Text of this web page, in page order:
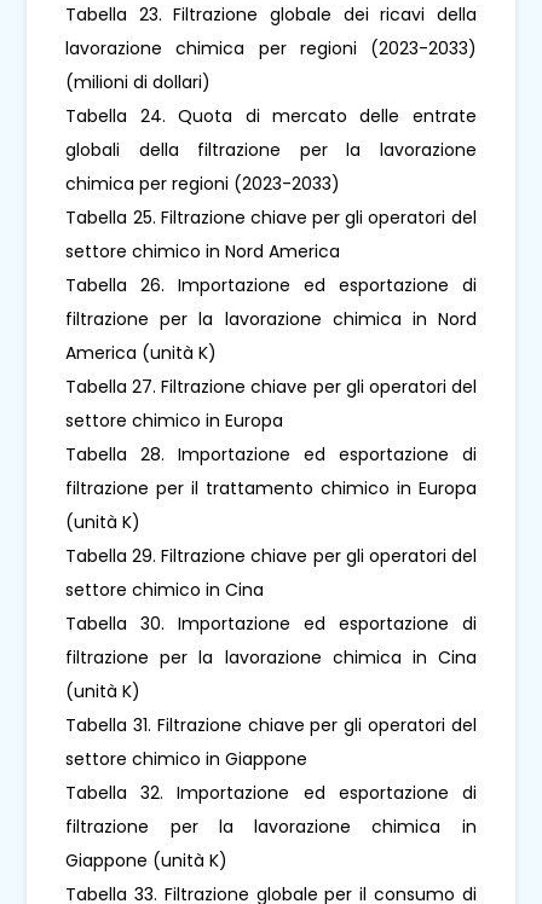
Tabella 23. Filtrazione globale dei ricavi della
lavorazione chimica per regioni (2023-2033)
(milioni di dollari)
Tabella 24. Quota di mercato delle entrate
globali della filtrazione per la lavorazione
chimica per regioni (2023-2033)
Tabella 25. Filtrazione chiave per gli operatori del
settore chimico in Nord America
Tabella 26. Importazione ed esportazione di
filtrazione per la lavorazione chimica in Nord
America (unità K)
Tabella 27. Filtrazione chiave per gli operatori del
settore chimico in Europa
Tabella 28. Importazione ed esportazione di
filtrazione per il trattamento chimico in Europa
(unità K)
Tabella 29. Filtrazione chiave per gli operatori del
settore chimico in Cina
Tabella 30. Importazione ed esportazione di
filtrazione per la lavorazione chimica in Cina
(unità K)
Tabella 31. Filtrazione chiave per gli operatori del
settore chimico in Giappone
Tabella 32. Importazione ed esportazione di
filtrazione per la lavorazione chimica in
Giappone (unità K)
Tabella 33. Filtrazione globale per il consumo di